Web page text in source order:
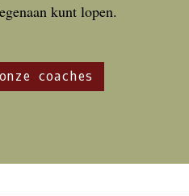
kunt lopen.
coaches